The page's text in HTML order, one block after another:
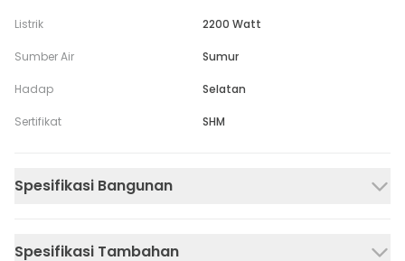
Listrik 2200 Watt
Sumber Air Sumur
Hadap Selatan
Sertifikat SHM
Spesifikasi Bangunan
Spesifikasi Tambahan